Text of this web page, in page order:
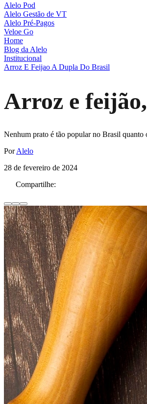
Alelo Pod
Alelo Gestão de VT
Alelo Pré-Pagos
Veloe Go
Home
Blog da Alelo
Institucional
Arroz E Feijao A Dupla Do Brasil
Arroz e
Nenhum prato é tão popular no Brasil
PorAlelo
28 de fevereiro de 2024
Compartilhe: